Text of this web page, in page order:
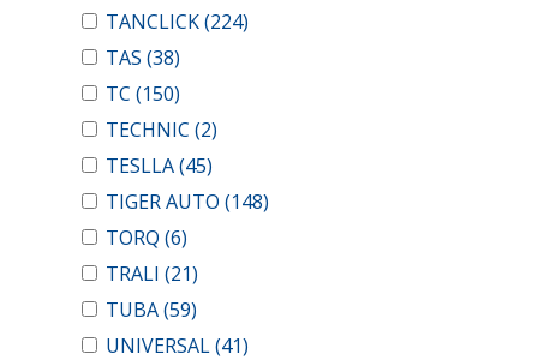
TANCLICK(224)
TAS (38)
TC (150)
TECHNIC (2)
TESLLA(45)
TIGER AUTO (148)
TORQ (6)
TRALI (21)
TUBA(59)
UNIVERSAL(41)